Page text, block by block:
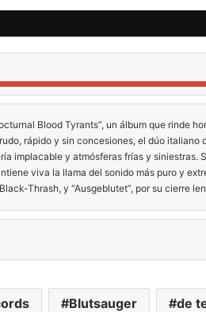
Blood Tyrants”, un álbum que rinde
rápido y sin concesiones, el dúo italiano
implacable y atmósferas frías y siniestras.
viva la llama del sonido más puro y
Thrash, y “Ausgeblutet”, por su cierre
Blutsauger de